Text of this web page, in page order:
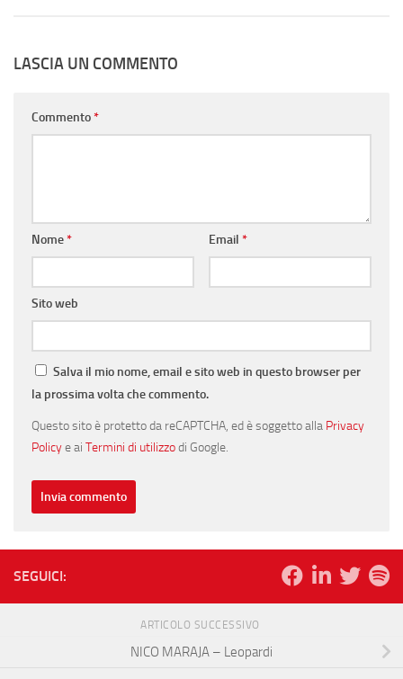
LASCIA UN COMMENTO
Commento*
Nome* Email *
Sito web
Salva il mio nome, email e sito web in questo browser per
la prossima volta che commento.
Questo sito è protetto da reCAPTCHA, ed è soggetto alla Privacy
Policye ai Termini di utilizzodi Google.
SEGUICI:
ARTICOLO SUCCESSIVO
NICO MARAJA – Leopardi